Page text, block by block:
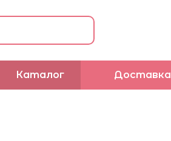
Каталог Доставка